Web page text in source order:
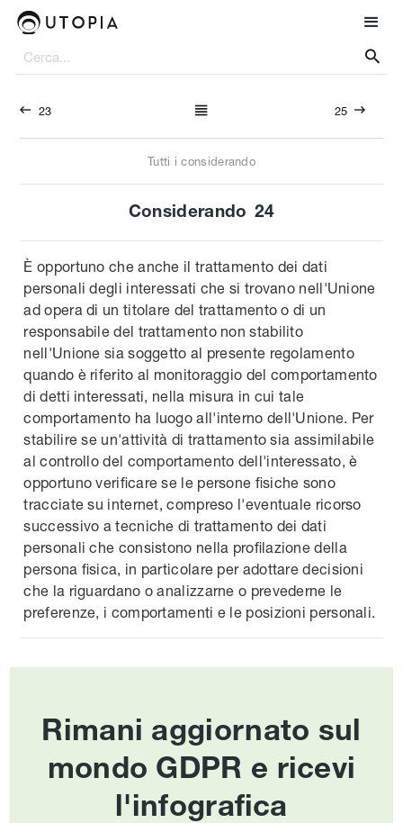

 23  25 
Tutti i considerando
Considerando 24
È opportuno che anche il trattamento dei dati
personali degli interessati che si trovano nell'Unione
ad opera di un titolare del trattamento o di un
responsabile del trattamento non stabilito
nell'Unione sia soggetto al presente regolamento
quando è riferito al monitoraggio del comportamento
di detti interessati, nella misura in cui tale
comportamento ha luogo all'interno dell'Unione. Per
stabilire se un'attività di trattamento sia assimilabile
al controllo del comportamento dell'interessato, è
opportuno verificare se le persone fisiche sono
tracciate su internet, compreso l'eventuale ricorso
successivo a tecniche di trattamento dei dati
personali che consistono nella profilazione della
persona fisica, in particolare per adottare decisioni
che la riguardano o analizzarne o prevederne le
preferenze, i comportamenti e le posizioni personali.
Rimani aggiornato sul
mondo GDPR e ricevi
l'infografica